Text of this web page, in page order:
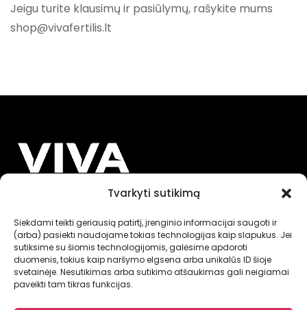
Tvarkyti sutikimą
Siekdami teikti geriausią patirtį, įrenginio informacijai saugoti ir
(arba) pasiekti naudojame tokias technologijas kaip slapukus. Jei
sutiksime su šiomis technologijomis, galėsime apdoroti
duomenis, tokius kaip naršymo elgsena arba unikalūs ID šioje
svetainėje. Nesutikimas arba sutikimo atšaukimas gali neigiamai
paveikti tam tikras funkcijas.
Jeigu turite klausimų ir pasiūlymų, rašykite mums
shop@vivafertilis.lt
NUORODOS